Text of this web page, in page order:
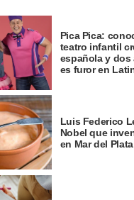
Pica Pica:
teatro infantil
española y
es furor en
Luis Federico
Nobel que
en Mar del Plata